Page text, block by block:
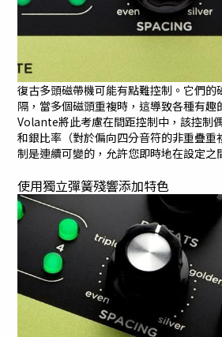
復古多頭磁帶機可能有點難控制。它們的
隔，當多個磁頭重複時，這導致各種有趣
Volante將此考慮在間距控制中，該控制
和銀比率（對於偏向四分音符的非重疊重
制是連續可變的，允許您即時地在設定之
使用獨立彈簧殘響添加特色